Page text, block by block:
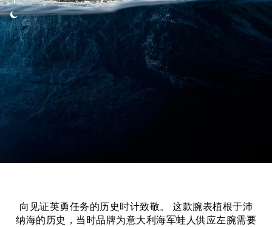
向见证英勇任务的历史时计致敬。 这款腕表植根于沛
纳海的历史，当时品牌为意大利海军蛙人供应左腕需要